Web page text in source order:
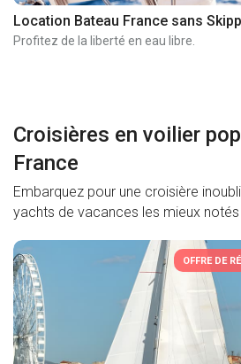
Location Bateau France sans
Profitez de la liberté en eau libre.
Croisières en voilier
France
Embarquez pour une croisière
yachts de vacances les mieux
OFFRE DE